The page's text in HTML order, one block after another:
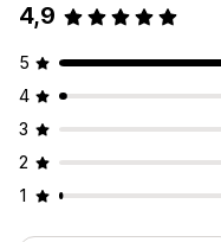
4,9
5
4
3
2
1